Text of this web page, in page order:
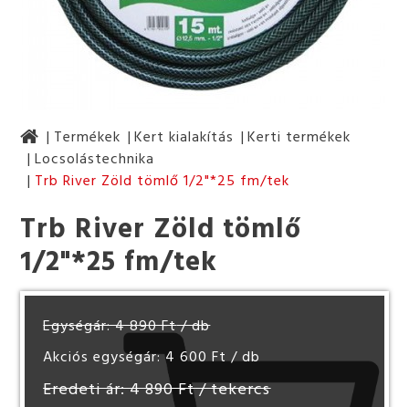
Termékek Kert kialakítás
Kerti termékek
Locsolástechnika
Trb River Zöld tömlő 1/2"*25 fm/tek
Trb River Zöld tömlő
1/2"*25 fm/tek
Egységár: 4 890 Ft/ db
Akciós egységár: 4 600 Ft/ db
Eredeti ár: 4 890 Ft/ tekercs